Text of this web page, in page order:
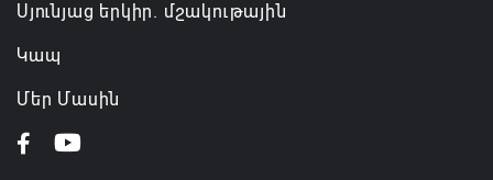
Սյունյաց երկիր. մշակութային
Կապ
Մեր Մասին